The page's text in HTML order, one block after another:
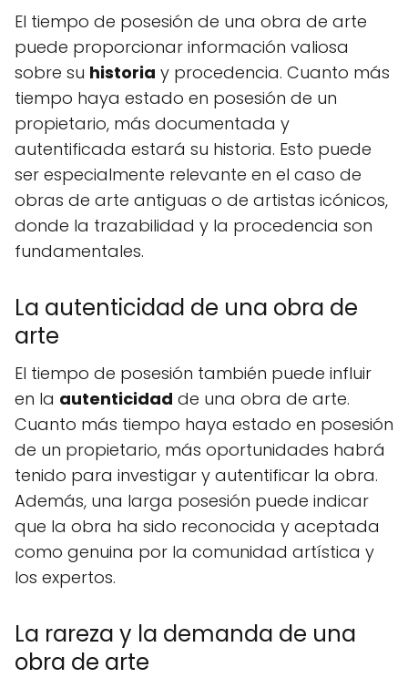
El tiempo de posesión de una obra de arte
puede proporcionar información valiosa
sobre su historia y procedencia. Cuanto más
tiempo haya estado en posesión de un
propietario, más documentada y
autentificada estará su historia. Esto puede
ser especialmente relevante en el caso de
obras de arte antiguas o de artistas icónicos,
donde la trazabilidad y la procedencia son
fundamentales.
La autenticidad de una obra de
arte
El tiempo de posesión también puede influir
en la autenticidad de una obra de arte.
Cuanto más tiempo haya estado en posesión
de un propietario, más oportunidades habrá
tenido para investigar y autentificar la obra.
Además, una larga posesión puede indicar
que la obra ha sido reconocida y aceptada
como genuina por la comunidad artística y
los expertos.
La rareza y la demanda de una
obra de arte